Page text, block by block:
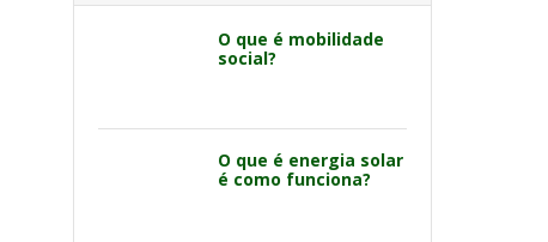
O que é mobilidade
social?
O que é energia solar
é como funciona?